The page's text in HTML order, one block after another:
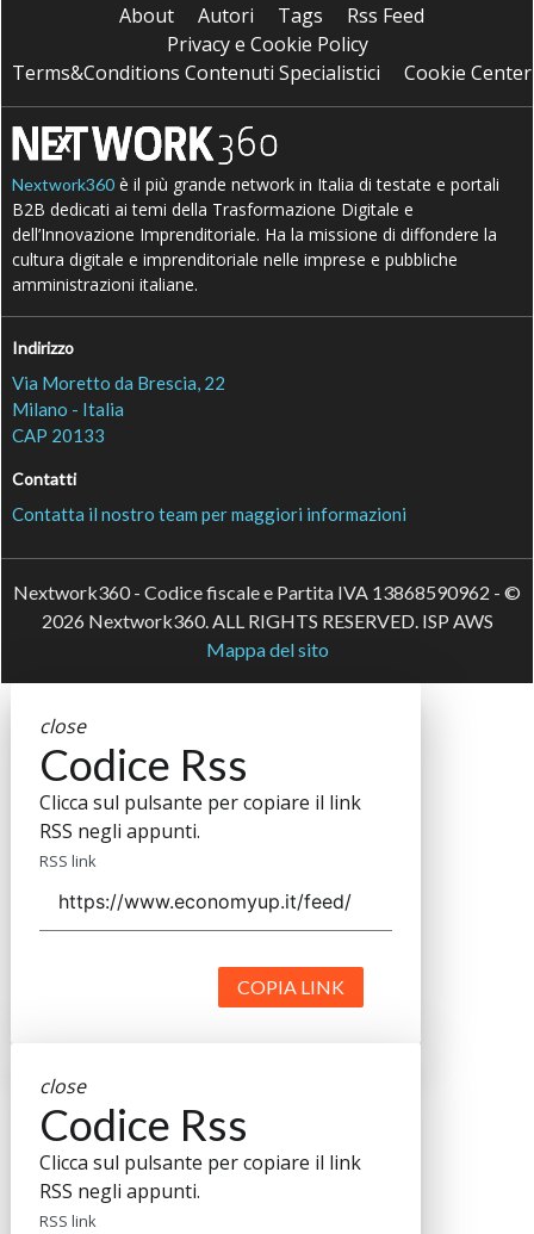
About Autori Tags
Rss Feed
Privacy e Cookie Policy
Terms&Conditions Contenuti Specialistici
Cookie Center
Nextwork360 è il più grande network in Italia di testate e portali
B2B dedicati ai temi della Trasformazione Digitale e
dell’Innovazione Imprenditoriale. Ha la missione di diffondere la
cultura digitale e imprenditoriale nelle imprese e pubbliche
amministrazioni italiane.
Indirizzo
Via Moretto da Brescia, 22
Milano - Italia
CAP 20133
Contatti
Contatta il nostro team per maggiori informazioni
Nextwork360 - Codice fiscale e Partita IVA 13868590962 - ©
2026 Nextwork360. ALL RIGHTS RESERVED. ISP AWS
Mappa del sito
close
Codice Rss
Clicca sul pulsante per copiare il link
RSS negli appunti.
RSS link
COPIA LINK
close
Codice Rss
Clicca sul pulsante per copiare il link
RSS negli appunti.
RSS link